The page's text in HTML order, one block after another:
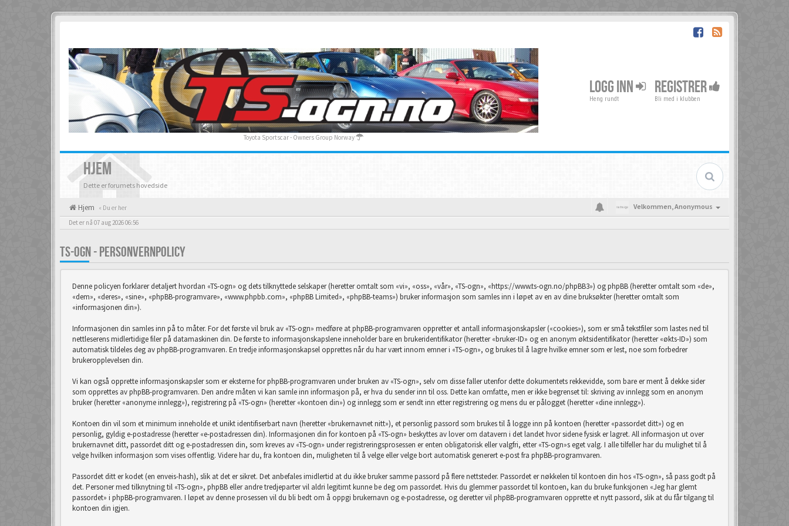
Toyota Sportscar - Owners Group Norway
LOGG INN
Heng rundt
REGISTRER
Bli med i klubben
HJEM
Dette er forumets hovedside
Hjem « Du er her Velkommen,Anonymous
Det er nå 07 aug 2026 06:56
TS-OGN - PERSONVERNPOLICY
Denne policyen forklarer detaljert hvordan «TS-ogn» og dets tilknyttede selskaper (heretter omtalt som «vi», «oss», «vår», «TS-ogn», «https://www.ts-ogn.no/phpBB3») og phpBB (heretter omtalt som «de»,
«dem», «deres», «sine», «phpBB-programvare», «www.phpbb.com», «phpBB Limited», «phpBB-teams») bruker informasjon som samles inn i løpet av en av dine bruksøkter (heretter omtalt som
«informasjonen din»).
Informasjonen din samles inn på to måter. For det første vil bruk av «TS-ogn» medføre at phpBB-programvaren oppretter et antall informasjonskapsler («cookies»), som er små tekstfiler som lastes ned til
nettleserens midlertidige filer på datamaskinen din. De første to informasjonskapslene inneholder bare en brukeridentifikator (heretter «bruker-ID» og en anonym øktsidentifikator (heretter «økts-ID») som
automatisk tildeles deg av phpBB-programvaren. En tredje informasjonskapsel opprettes når du har vært innom emner i «TS-ogn», og brukes til å lagre hvilke emner som er lest, noe som forbedrer
brukeropplevelsen din.
Vi kan også opprette informasjonskapsler som er eksterne for phpBB-programvaren under bruken av «TS-ogn», selv om disse faller utenfor dette dokumentets rekkevidde, som bare er ment å dekke sider
som opprettes av phpBB-programvaren. Den andre måten vi kan samle inn informasjon på, er hva du sender inn til oss. Dette kan omfatte, men er ikke begrenset til: skriving av innlegg som en anonym
bruker (heretter «anonyme innlegg»), registrering på «TS-ogn» (heretter «kontoen din») og innlegg som er sendt inn etter registrering og mens du er pålogget (heretter «dine innlegg»).
Kontoen din vil som et minimum inneholde et unikt identifiserbart navn (heretter «brukernavnet nitt»), et personlig passord som brukes til å logge inn på kontoen (heretter «passordet ditt») og en
personlig, gyldig e-postadresse (heretter «e-postadressen din). Informasjonen din for kontoen på «TS-ogn» beskyttes av lover om datavern i det landet hvor sidene fysisk er lagret. All informasjon ut over
brukernavnet ditt, passordet ditt og e-postadressen din, som kreves av «TS-ogn» under registreringsprosessen er enten obligatorisk eller valgfri, etter «TS-ogn»s eget valg. I alle tilfeller har du mulighet til å
velge hvilken informasjon som vises offentlig. Videre har du, fra kontoen din, muligheten til å velge eller velge bort automatisk generert e-post fra phpBB-programvaren.
Passordet ditt er kodet (en enveis-hash), slik at det er sikret. Det anbefales imidlertid at du ikke bruker samme passord på flere nettsteder. Passordet er nøkkelen til kontoen din hos «TS-ogn», så pass godt på
det. Personer med tilknytning til «TS-ogn», phpBB eller andre tredjeparter vil aldri legitimt kunne be deg om passordet. Hvis du glemmer passordet til kontoen, kan du bruke funksjonen «Jeg har glemt
passordet» i phpBB-programvaren. I løpet av denne prosessen vil du bli bedt om å oppgi brukernavn og e-postadresse, og deretter vil phpBB-programvaren opprette et nytt passord, slik at du får tilgang til
kontoen din igjen.